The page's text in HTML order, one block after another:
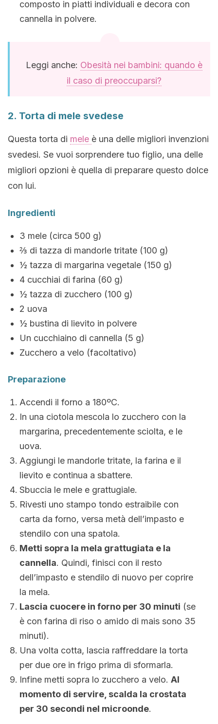
composto in piatti individuali e decora con
cannella in polvere.
Leggi anche: Obesità nei bambini: quando è
il caso di preoccuparsi?
2. Torta di mele svedese
Questa torta di mele è una delle migliori invenzioni
svedesi. Se vuoi sorprendere tuo figlio, una delle
migliori opzioni è quella di preparare questo dolce
con lui.
Ingredienti
3 mele (circa 500 g)
⅔ di tazza di mandorle tritate (100 g)
½ tazza di margarina vegetale (150 g)
4 cucchiai di farina (60 g)
½ tazza di zucchero (100 g)
2 uova
½ bustina di lievito in polvere
Un cucchiaino di cannella (5 g)
Zucchero a velo (facoltativo)
Preparazione
Accendi il forno a 180ºC.
In una ciotola mescola lo zucchero con la
margarina, precedentemente sciolta, e le
uova.
Aggiungi le mandorle tritate, la farina e il
lievito e continua a sbattere.
Sbuccia le mele e grattugiale.
Rivesti uno stampo tondo estraibile con
carta da forno, versa metà dell’impasto e
stendilo con una spatola.
Metti sopra la mela grattugiata e la
cannella. Quindi, finisci con il resto
dell’impasto e stendilo di nuovo per coprire
la mela.
Lascia cuocere in forno per 30 minuti (se
è con farina di riso o amido di mais sono 35
minuti).
Una volta cotta, lascia raffreddare la torta
per due ore in frigo prima di sformarla.
Infine metti sopra lo zucchero a velo. Al
momento di servire, scalda la crostata
per 30 secondi nel microonde.